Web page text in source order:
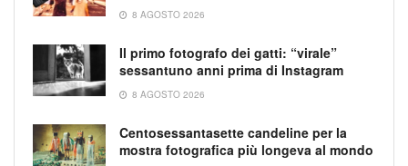
8 AGOSTO 2026
Il primo fotografo dei gatti: “virale”
sessantuno anni prima di Instagram
8 AGOSTO 2026
Centosessantasette candeline per la
mostra fotografica più longeva al mondo